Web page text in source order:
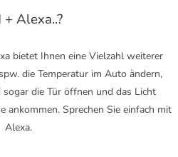
+ Alexa..?
bietet Ihnen eine Vielzahl weiterer
die Temperatur im Auto ändern,
die Tür öffnen und das Licht
ankommen. Sprechen Sie einfach mit
Alexa.